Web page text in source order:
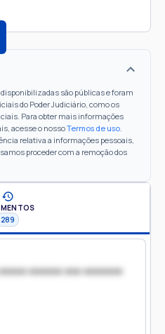
são públicas e foram
do Poder Judiciário, como os
Para obter mais informações
acesse o nossoTermos de uso.
relativa a informações pessoais,
proceder com a remoção dos
289
xxxxxx xxx xxxxxxx